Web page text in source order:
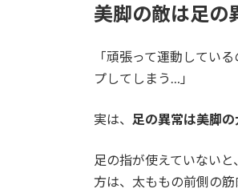
美脚の敵は足の
「頑張って運動してい
プしてしまう…」
実は、 足の異常は美脚の
足の指が使えていない
方は、太ももの前側の